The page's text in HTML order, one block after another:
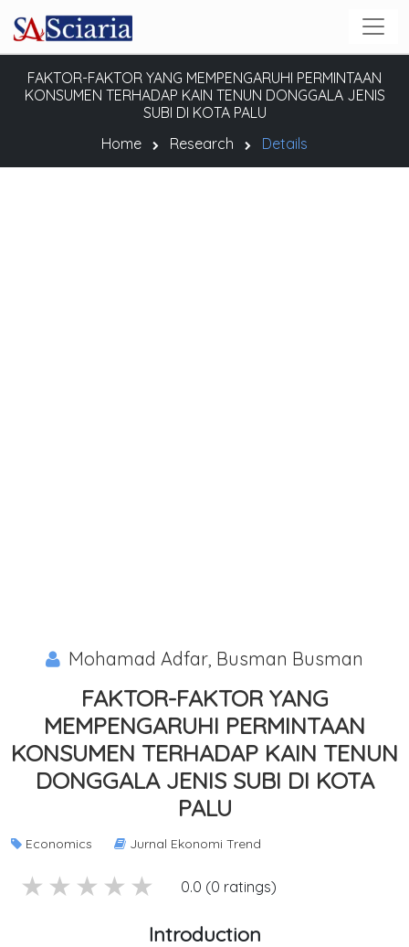
FAKTOR-FAKTOR YANG MEMPENGARUHI PERMINTAAN
KONSUMEN TERHADAP KAIN TENUN DONGGALA JENIS
SUBI DI KOTA PALU
Home
Research Details
Mohamad Adfar, Busman Busman
FAKTOR-FAKTOR YANG
MEMPENGARUHI PERMINTAAN
KONSUMEN TERHADAP KAIN TENUN
DONGGALA JENIS SUBI DI KOTA
PALU
Economics Jurnal Ekonomi Trend
1 stars
2 stars
3 stars
4 stars
5 stars 0.0 (0 ratings)
Introduction